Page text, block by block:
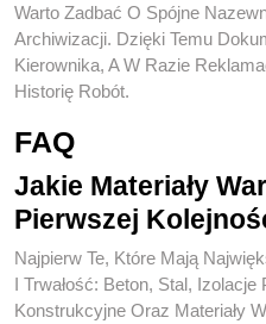
Warto Zadbać O Spójne
Archiwizacji. Dzięki Temu
Kierownika, A W Razie
Historię Robót.
FAQ
Jakie Materiały
Pierwszej
Najpierw Te, Które Mają
I Trwałość: Beton, Stal,
Konstrukcyjne Oraz Materiały